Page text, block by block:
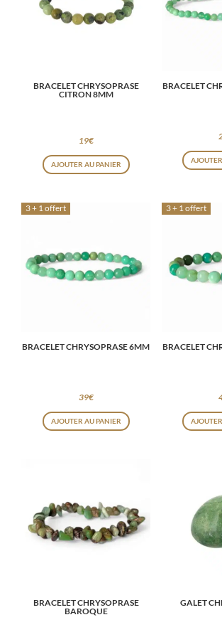
BRACELET CHRYSOPRASE
CITRON 8MM
19€
AJOUTER AU PANIER
BRACELET
3 + 1 offert
BRACELET CHRYSOPRASE 6MM
39€
AJOUTER AU PANIER
3 + 1 offert
BRACELET
BRACELET CHRYSOPRASE
BAROQUE
GALET